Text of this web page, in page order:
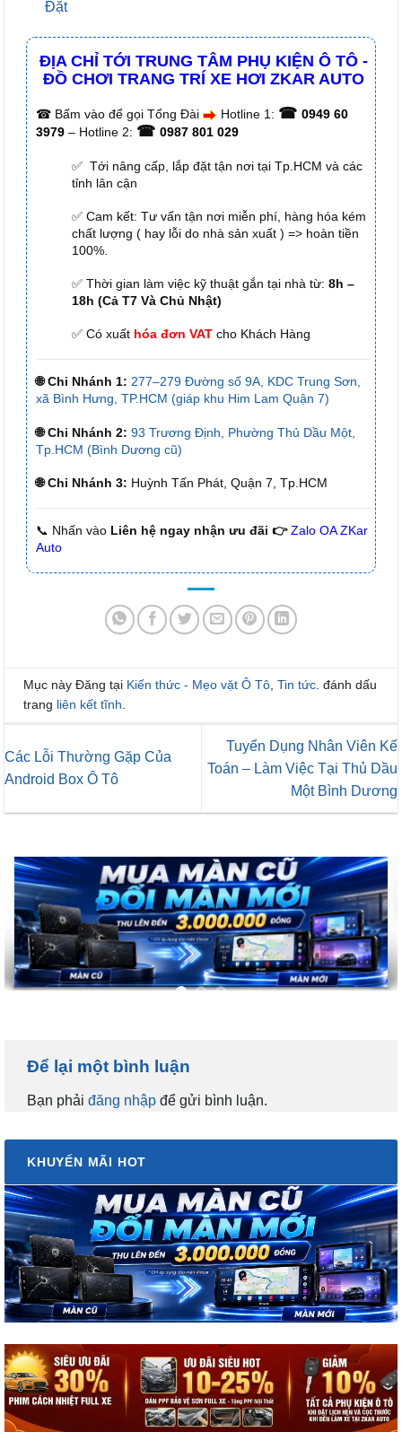
Đặt
ĐỊA CHỈ TỚI TRUNG TÂM PHỤ KIỆN Ô TÔ -
ĐỒ CHƠI TRANG TRÍ XE HƠI ZKAR AUTO
☎ Bấm vào để gọi Tổng Đài Hotline 1: ☎ 0949 60
3979 – Hotline 2: ☎ 0987 801 029
✅ Tới nâng cấp, lắp đặt tận nơi tại Tp.HCM và các
tỉnh lân cận
✅ Cam kết: Tư vấn tận nơi miễn phí, hàng hóa kém
chất lượng ( hay lỗi do nhà sản xuất ) => hoàn tiền
100%.
✅ Thời gian làm việc kỹ thuật gắn tại nhà từ: 8h –
18h (Cả T7 Và Chủ Nhật)
✅ Có xuất hóa đơn VAT cho Khách Hàng
🌐 Chi Nhánh 1: 277–279 Đường số 9A, KDC Trung Sơn,
xã Bình Hưng, TP.HCM (giáp khu Him Lam Quận 7)
🌐 Chi Nhánh 2: 93 Trương Định, Phường Thủ Dầu Một,
Tp.HCM (Bình Dương cũ)
🌐 Chi Nhánh 3: Huỳnh Tấn Phát, Quận 7, Tp.HCM
📞 Nhấn vào Liên hệ ngay nhận ưu đãi 👉 Zalo OA ZKar
Auto
Mục này Đăng tại Kiến thức - Mẹo vặt Ô Tô, Tin tức. đánh dấu
trang liên kết tĩnh.
Các Lỗi Thường Gặp Của
Android Box Ô Tô
Tuyển Dụng Nhân Viên Kế
Toán – Làm Việc Tại Thủ Dầu
Một Bình Dương
Để lại một bình luận
Bạn phải đăng nhập để gửi bình luận.
KHUYẾN MÃI HOT